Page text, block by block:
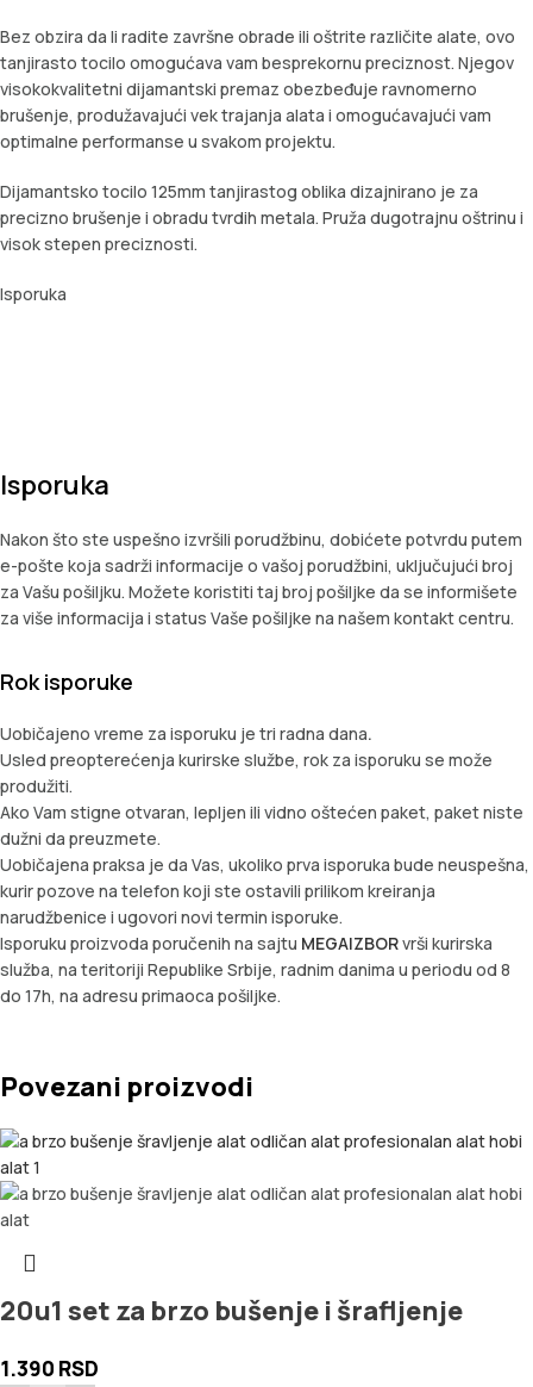
Bez obzira da li radite završne obrade ili oštrite različite alate, ovo
tanjirasto tocilo omogućava vam besprekornu preciznost. Njegov
visokokvalitetni dijamantski premaz obezbeđuje ravnomerno
brušenje, produžavajući vek trajanja alata i omogućavajući vam
optimalne performanse u svakom projektu.
Dijamantsko tocilo 125mm tanjirastog oblika dizajnirano je za
precizno brušenje i obradu tvrdih metala. Pruža dugotrajnu oštrinu i
visok stepen preciznosti.
Isporuka
Isporuka
Nakon što ste uspešno izvršili porudžbinu, dobićete potvrdu putem
e-pošte koja sadrži informacije o vašoj porudžbini, uključujući broj
za Vašu pošiljku. Možete koristiti taj broj pošiljke da se informišete
za više informacija i status Vaše pošiljke na našem kontakt centru.
Rok isporuke
Uobičajeno vreme za isporuku je tri radna dana.
Usled preopterećenja kurirske službe, rok za isporuku se može
produžiti.
Ako Vam stigne otvaran, lepljen ili vidno oštećen paket, paket niste
dužni da preuzmete.
Uobičajena praksa je da Vas, ukoliko prva isporuka bude neuspešna,
kurir pozove na telefon koji ste ostavili prilikom kreiranja
narudžbenice i ugovori novi termin isporuke.
Isporuku proizvoda poručenih na sajtu MEGAIZBORvrši kurirska
služba, na teritoriji Republike Srbije, radnim danima u periodu od 8
do 17h, na adresu primaoca pošiljke.
Povezani proizvodi
20u1 set za brzo bušenje i šrafljenje
1.390 RSD